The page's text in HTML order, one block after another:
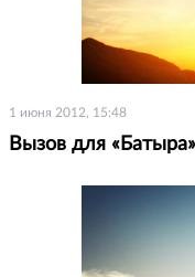
1 июня 2012, 15:48
Вызов для «Батыра»